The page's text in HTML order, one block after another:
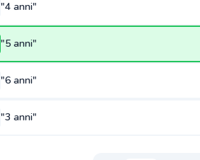
"Tutti gli esercenti una professione sanitaria"
"Il medico"
"Solo le professioni sanitarie ausiliarie"
"L'infermiere"